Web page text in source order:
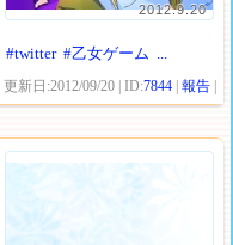
2012.9.20
#twitter #乙女ゲーム ...
| 更新日:2012/09/20 | ID:7844 |報告